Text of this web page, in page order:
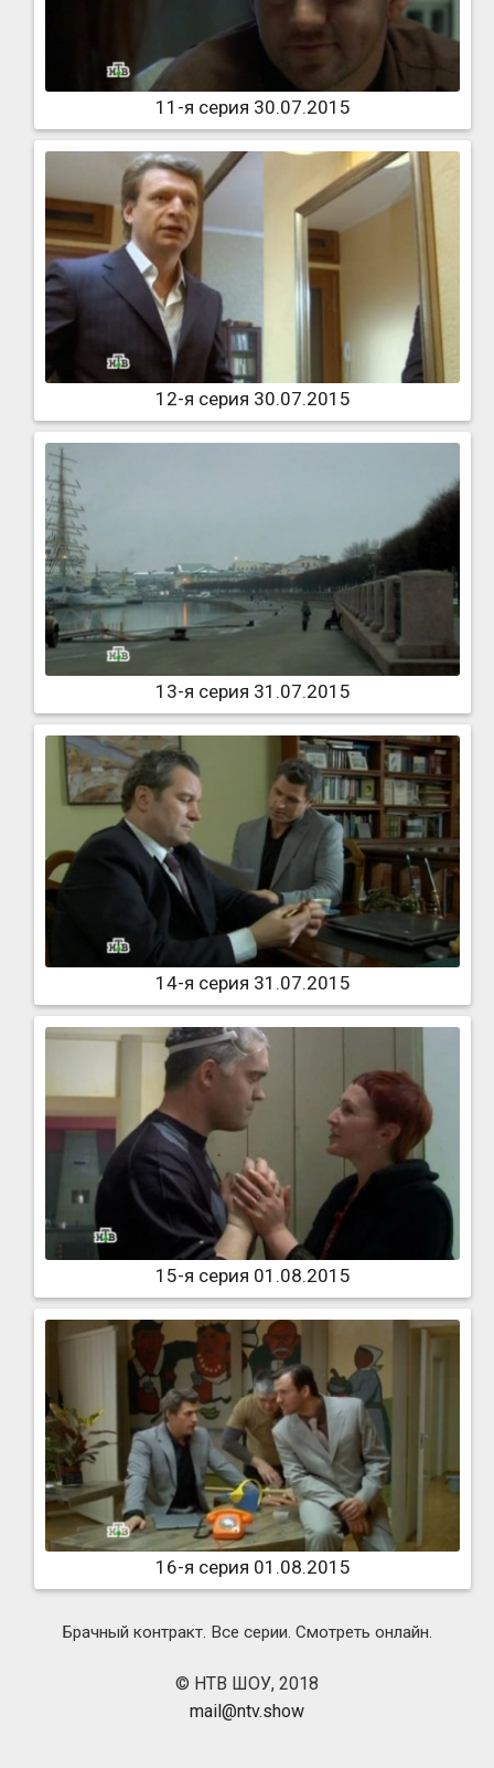
11-я серия 30.07.2015
12-я серия 30.07.2015
13-я серия 31.07.2015
14-я серия 31.07.2015
15-я серия 01.08.2015
16-я серия 01.08.2015
Брачный контракт. Все серии. Смотреть онлайн.
© НТВ ШОУ, 2018
mail@ntv.show